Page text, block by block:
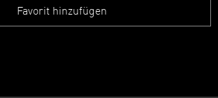
Favorit hinzufügen